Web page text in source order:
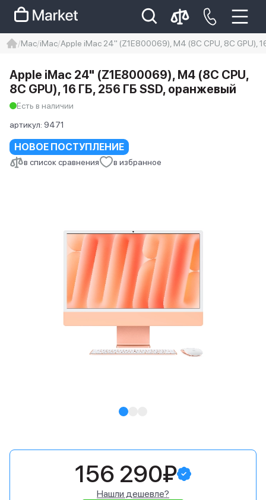
Iphone 14 pro max
айфон 14
Mac iMac Apple iMac 24" (Z1E800069), M4 (8C CPU, 8C GPU),
НОВОЕ ПОСТУПЛЕНИЕ
в список сравнения в избранное
Apple iMac 24" (Z1E800069), M4 (8C CPU,
8C GPU), 16 ГБ, 256 ГБ SSD, оранжевый
Есть в наличии
артикул: 9471
156 290₽
Нашли дешевле?